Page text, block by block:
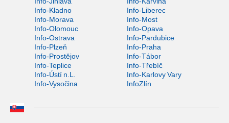
Info-Kladno
Info-Liberec
Info-Morava
Info-Most
Info-Olomouc
Info-Opava
Info-Ostrava
Info-Pardubice
Info-Plzeň
Info-Praha
Info-Prostějov
Info-Tábor
Info-Teplice
Info-Třebíč
Info-Ústí n.L.
Info-Karlovy Vary
Info-Vysočina
InfoZlín